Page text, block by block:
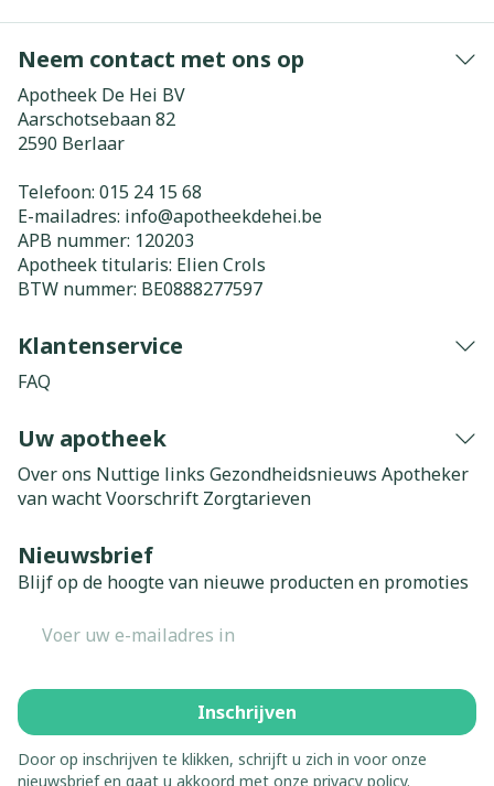
Neem contact met ons op
Apotheek De Hei BV
Aarschotsebaan 82
2590 Berlaar
Telefoon: 015 24 15 68
E-mailadres: info@apotheekdehei.be
APB nummer: 120203
Apotheek titularis: Elien Crols
BTW nummer: BE0888277597
Klantenservice
FAQ
Uw apotheek
Over ons Nuttige links Gezondheidsnieuws Apotheker
van wachtVoorschrift Zorgtarieven
Nieuwsbrief
Blijf op de hoogte van nieuwe producten en promoties
Inschrijven
Door op inschrijven te klikken, schrijft u zich in voor onze
nieuwsbrief en gaat u akkoord met onze privacy policy.